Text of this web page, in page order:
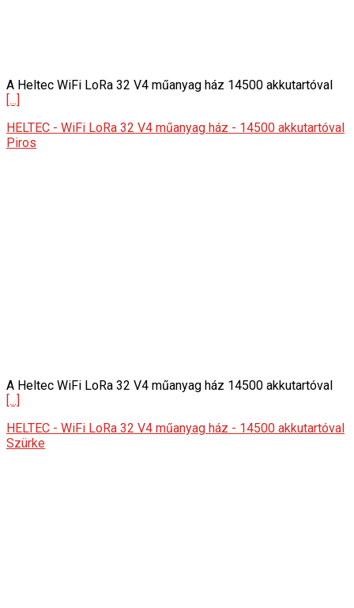
A Heltec WiFi LoRa 32 V4 műanyag ház 14500 akkutartóval
[...]
HELTEC - WiFi LoRa 32 V4 műanyag ház - 14500 akkutartóval
Piros
A Heltec WiFi LoRa 32 V4 műanyag ház 14500 akkutartóval
[...]
HELTEC - WiFi LoRa 32 V4 műanyag ház - 14500 akkutartóval
Szürke